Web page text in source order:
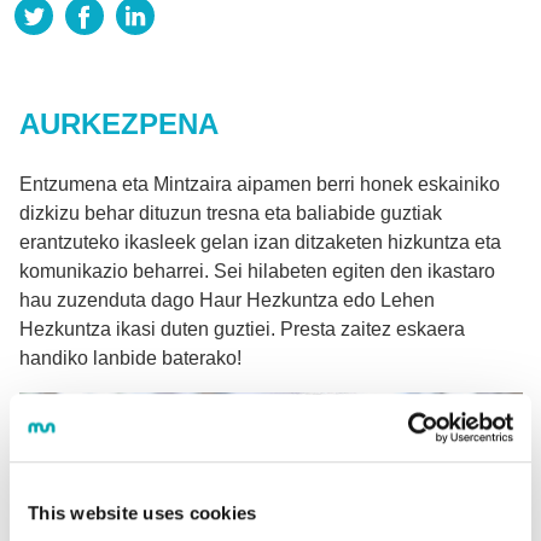
This website uses cookies
AURKEZPENA
Entzumena eta Mintzaira aipamen berri honek eskainiko
dizkizu behar dituzun tresna eta baliabide guztiak
erantzuteko ikasleek gelan izan ditzaketen hizkuntza eta
komunikazio beharrei. Sei hilabeten egiten den ikastaro
hau zuzenduta dago Haur Hezkuntza edo Lehen
Hezkuntza ikasi duten guztiei. Presta zaitez eskaera
handiko lanbide baterako!